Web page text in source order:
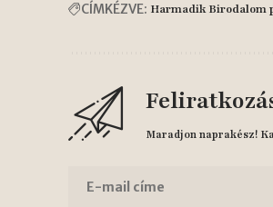
CÍMKÉZVE: Harmadik Birodalom
Maradjon naprakész!